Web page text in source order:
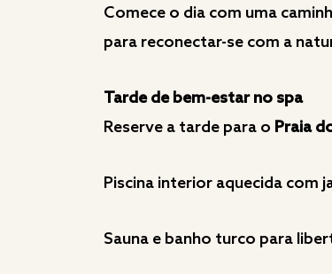
Comece o dia com uma
para reconectar-se com a
Tarde de bem-estar no spa
Reserve a tarde para o Praia
Piscina interior aquecida com
Sauna e banho turco para